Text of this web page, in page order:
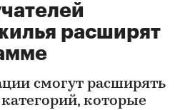
расширят
смогут расширять
которые